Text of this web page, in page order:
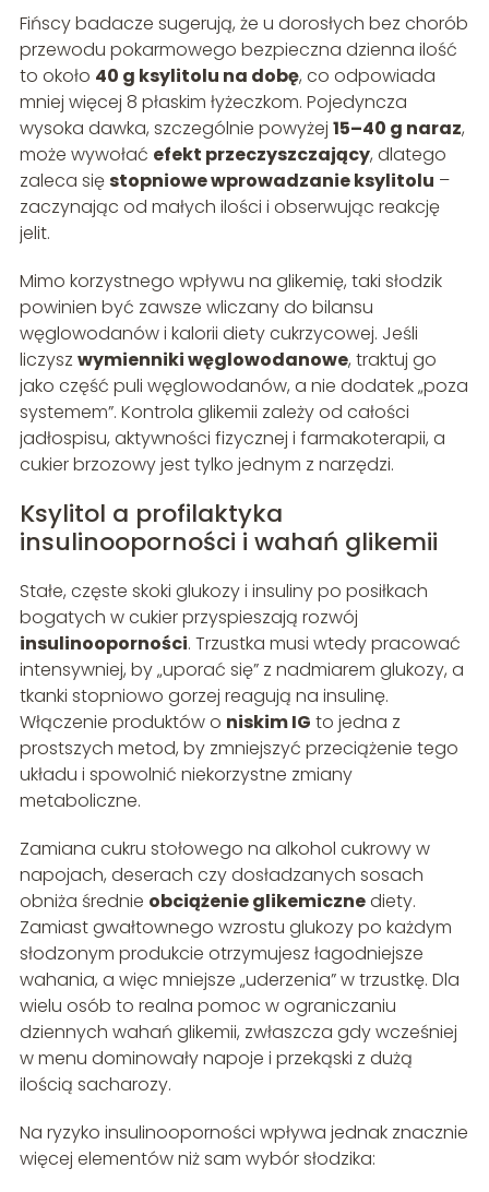
Fińscy badacze sugerują, że u dorosłych bez chorób
przewodu pokarmowego bezpieczna dzienna ilość
to około 40 g ksylitolu na dobę, co odpowiada
mniej więcej 8 płaskim łyżeczkom. Pojedyncza
wysoka dawka, szczególnie powyżej 15–40 g naraz,
może wywołać efekt przeczyszczający, dlatego
zaleca sięstopniowe wprowadzanie ksylitolu –
zaczynając od małych ilości i obserwując reakcję
jelit.
Mimo korzystnego wpływu na glikemię, taki słodzik
powinien być zawsze wliczany do bilansu
węglowodanów i kalorii diety cukrzycowej. Jeśli
liczysz wymienniki węglowodanowe, traktuj go
jako część puli węglowodanów, a nie dodatek „poza
systemem”. Kontrola glikemii zależy od całości
jadłospisu, aktywności fizycznej i farmakoterapii, a
cukier brzozowy jest tylko jednym z narzędzi.
Ksylitol a profilaktyka
insulinooporności i wahań glikemii
Stałe, częste skoki glukozy i insuliny po posiłkach
bogatych w cukier przyspieszają rozwój
insulinooporności. Trzustka musi wtedy pracować
intensywniej, by „uporać się” z nadmiarem glukozy, a
tkanki stopniowo gorzej reagują na insulinę.
Włączenie produktów o niskim IG to jedna z
prostszych metod, by zmniejszyć przeciążenie tego
układu i spowolnić niekorzystne zmiany
metaboliczne.
Zamiana cukru stołowego na alkohol cukrowy w
napojach, deserach czy dosładzanych sosach
obniża średnie obciążenie glikemicznediety.
Zamiast gwałtownego wzrostu glukozy po każdym
słodzonym produkcie otrzymujesz łagodniejsze
wahania, a więc mniejsze „uderzenia” w trzustkę. Dla
wielu osób to realna pomoc w ograniczaniu
dziennych wahań glikemii, zwłaszcza gdy wcześniej
w menu dominowały napoje i przekąski z dużą
ilością sacharozy.
Na ryzyko insulinooporności wpływa jednak znacznie
więcej elementów niż sam wybór słodzika: